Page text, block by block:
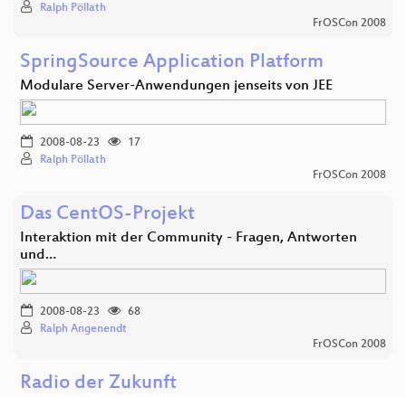
Ralph Pöllath
FrOSCon 2008
SpringSource Application Platform
Modulare Server-Anwendungen jenseits von JEE
2008-08-23
17
Ralph Pöllath
FrOSCon 2008
Das CentOS-Projekt
Interaktion mit der Community - Fragen, Antworten
und…
2008-08-23
68
Ralph Angenendt
FrOSCon 2008
Radio der Zukunft